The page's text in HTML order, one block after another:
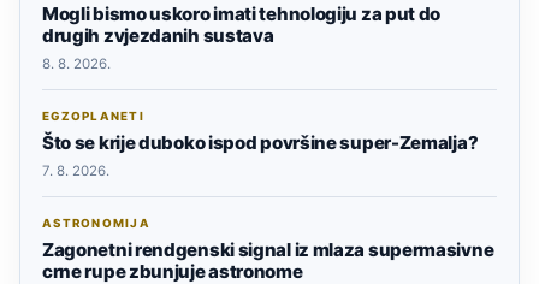
Mogli bismo uskoro imati tehnologiju za put do
drugih zvjezdanih sustava
8. 8. 2026.
EGZOPLANETI
Što se krije duboko ispod površine super-Zemalja?
7. 8. 2026.
ASTRONOMIJA
Zagonetni rendgenski signal iz mlaza supermasivne
crne rupe zbunjuje astronome